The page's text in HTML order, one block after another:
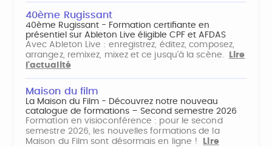
40ème Rugissant
40ème Rugissant - Formation certifiante en
présentiel sur Ableton Live éligible CPF et AFDAS
Avec Ableton Live : enregistrez, éditez, composez,
arrangez, remixez, mixez et ce jusqu'à la scène.
Lire
l'actualité
Maison du film
La Maison du Film - Découvrez notre nouveau
catalogue de formations – Second semestre 2026
Formation en visioconférence : pour le second
semestre 2026, les nouvelles formations de la
Maison du Film sont désormais en ligne !
Lire